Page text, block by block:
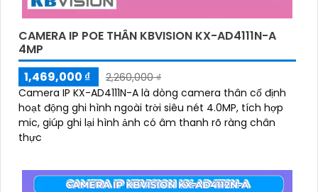
CAMERA IP POE THÂN KBVISION KX-AD4111N-A
4MP
1,469,000 ₫
2,260,000 ₫
Camera IP KX-AD4111N-A là dòng camera thân cố định
hoạt động ghi hình ngoài trời siêu nét 4.0MP, tích hợp
mic, giúp ghi lại hình ảnh có âm thanh rõ ràng chân
thực